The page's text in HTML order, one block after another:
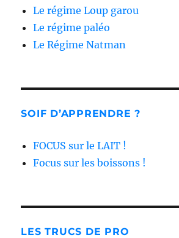
Le régime Loup garou
Le régime paléo
Le Régime Natman
SOIF D’APPRENDRE ?
FOCUS sur le LAIT !
Focus sur les boissons !
LES TRUCS DE PRO